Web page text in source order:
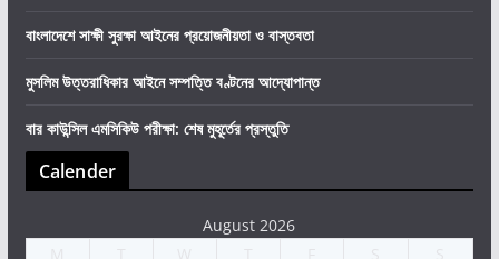
বাংলাদেশে সাক্ষী সুরক্ষা আইনের প্রয়োজনীয়তা ও বাস্তবতা
মুসলিম উত্তরাধিকার আইনে সম্পত্তি বণ্টনের আদ্যোপান্ত
বার কাউন্সিল এমসিকিউ পরীক্ষা: শেষ মুহূর্তের প্রস্তুতি
Calender
August 2026